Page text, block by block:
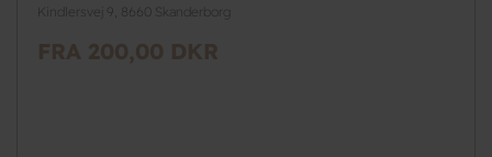
Kindlersvej 9, 8660 Skanderborg
FRA 200,00 DKR